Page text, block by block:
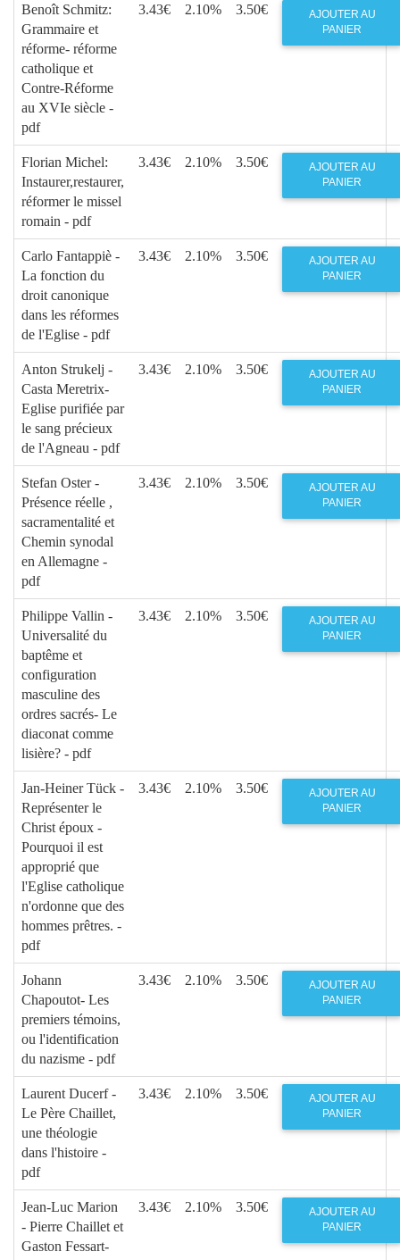
Benoît Schmitz:
Grammaire et
réforme- réforme
catholique et
Contre-Réforme
au XVIe siècle -
pdf
3.43€ 2.10% 3.50€
AJOUTER AU
PANIER
Florian Michel:
Instaurer,restaurer,
réformer le missel
romain - pdf
3.43€ 2.10% 3.50€
AJOUTER AU
PANIER
Carlo Fantappiè -
La fonction du
droit canonique
dans les réformes
de l'Eglise - pdf
3.43€ 2.10% 3.50€
AJOUTER AU
PANIER
Anton Strukelj -
Casta Meretrix-
Eglise purifiée par
le sang précieux
de l'Agneau - pdf
3.43€ 2.10% 3.50€
AJOUTER AU
PANIER
Stefan Oster -
Présence réelle ,
sacramentalité et
Chemin synodal
en Allemagne -
pdf
3.43€ 2.10% 3.50€
AJOUTER AU
PANIER
Philippe Vallin -
Universalité du
baptême et
configuration
masculine des
ordres sacrés- Le
diaconat comme
lisière? - pdf
3.43€ 2.10% 3.50€
AJOUTER AU
PANIER
Jan-Heiner Tück -
Représenter le
Christ époux -
Pourquoi il est
approprié que
l'Eglise catholique
n'ordonne que des
hommes prêtres. -
pdf
3.43€ 2.10% 3.50€
AJOUTER AU
PANIER
Johann
Chapoutot- Les
premiers témoins,
ou l'identification
du nazisme - pdf
3.43€ 2.10% 3.50€
AJOUTER AU
PANIER
Laurent Ducerf -
Le Père Chaillet,
une théologie
dans l'histoire -
pdf
3.43€ 2.10% 3.50€
AJOUTER AU
PANIER
Jean-Luc Marion
- Pierre Chaillet et
Gaston Fessart-
3.43€ 2.10% 3.50€
AJOUTER AU
PANIER